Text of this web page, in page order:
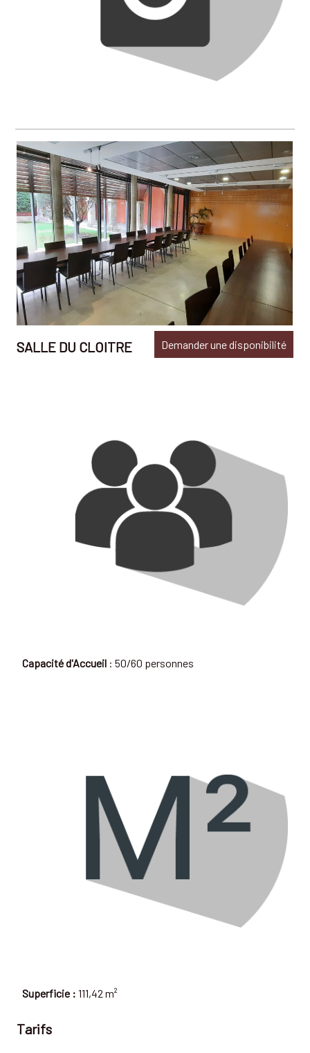
Demander une disponibilité
SALLE DU CLOITRE
Capacité d'Accueil : 50/60 personnes
Superficie : 111,42 m²
Tarifs